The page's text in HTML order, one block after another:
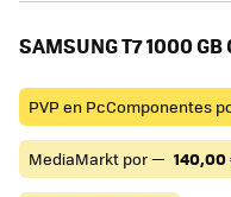
SAMSUNG T7 1000 GB
PVP en PcComponentes
MediaMarkt por — 140,00